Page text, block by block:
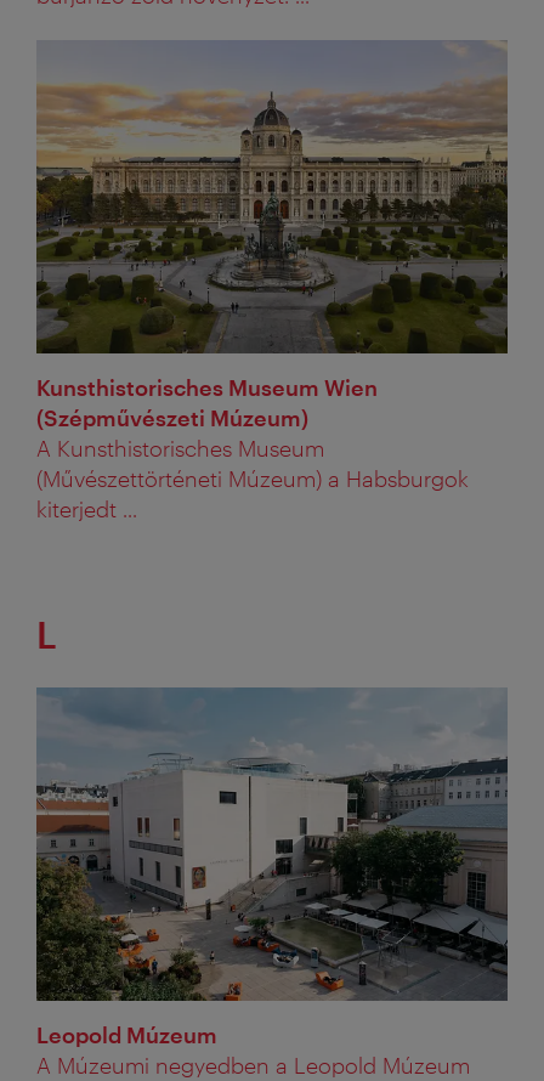
Kunsthistorisches Museum Wien
(Szépművészeti Múzeum)
A Kunsthistorisches Museum
(Művészettörténeti Múzeum) a Habsburgok
kiterjedt ...
L
Leopold Múzeum
A Múzeumi negyedben a Leopold Múzeum